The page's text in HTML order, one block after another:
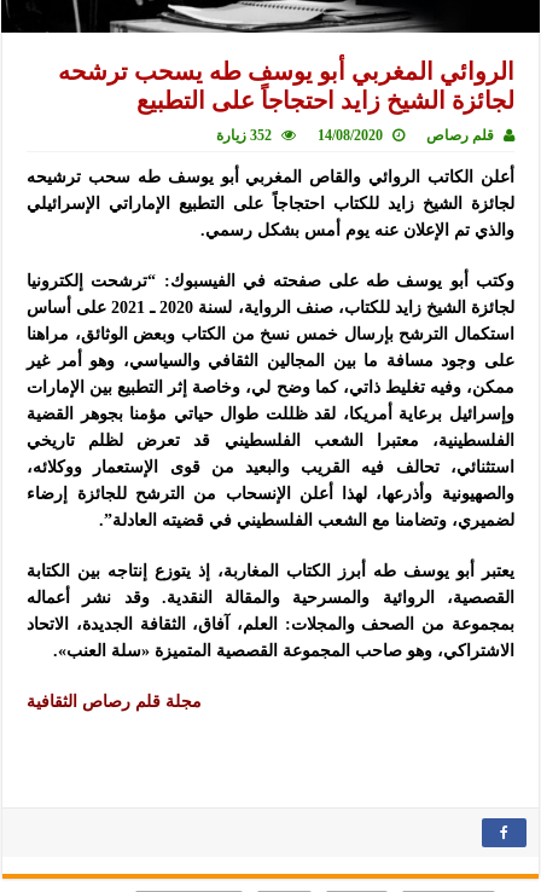
الروائي المغربي أبو يوسف طه يسحب ترشحه
لجائزة الشيخ زايد احتجاجاً على التطبيع
قلم رصاص 14/08/2020 352 زيارة
أعلن الكاتب الروائي والقاص المغربي أبو يوسف طه سحب ترشيحه
لجائزة الشيخ زايد للكتاب احتجاجاً على التطبيع الإماراتي الإسرائيلي
والذي تم الإعلان عنه يوم أمس بشكل رسمي.
وكتب أبو يوسف طه على صفحته في الفيسبوك: “ترشحت إلكترونيا
لجائزة الشيخ زايد للكتاب، صنف الرواية، لسنة 2020 ـ 2021 على أساس
استكمال الترشح بإرسال خمس نسخ من الكتاب وبعض الوثائق، مراهنا
على وجود مسافة ما بين المجالين الثقافي والسياسي، وهو أمر غير
ممكن، وفيه تغليط ذاتي، كما وضح لي، وخاصة إثر التطبيع بين الإمارات
وإسرائيل برعاية أمريكا، لقد ظللت طوال حياتي مؤمنا بجوهر القضية
الفلسطينية، معتبرا الشعب الفلسطيني قد تعرض لظلم تاريخي
استثنائي، تحالف فيه القريب والبعيد من قوى الإستعمار ووكلائه،
والصهيونية وأذرعها، لهذا أعلن الإنسحاب من الترشح للجائزة إرضاء
لضميري، وتضامنا مع الشعب الفلسطيني في قضيته العادلة”.
يعتبر أبو يوسف طه أبرز الكتاب المغاربة، إذ يتوزع إنتاجه بين الكتابة
القصصية، الروائية والمسرحية والمقالة النقدية. وقد نشر أعماله
بمجموعة من الصحف والمجلات: العلم، آفاق، الثقافة الجديدة، الاتحاد
الاشتراكي، وهو صاحب المجموعة القصصية المتميزة «سلة العنب».
مجلة قلم رصاص الثقافية